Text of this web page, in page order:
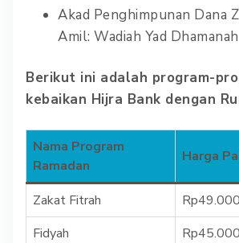
Akad Penghimpunan Dana
Amil: Wadiah Yad Dhamanah
Berikut ini adalah program-
kebaikan Hijra Bank dengan
Nama Program
Ramadan
Harga
Zakat Fitrah
Fidyah